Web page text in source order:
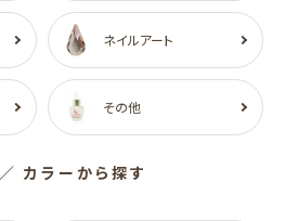
ネイルアート
その他
／ カラーから探す